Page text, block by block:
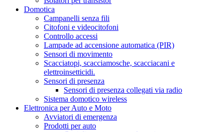
Domotica
Campanelli senza fili
Citofoni e videocitofoni
Controllo accessi
Lampade ad accensione automatica (PIR)
Sensori di movimento
Scacciatopi, scacciamosche, scacciacani e
elettroinsetticidi.
Sensori di presenza
Sensori di presenza collegati via radio
Sistema domotico wireless
Elettronica per Auto e Moto
Avviatori di emergenza
Prodotti per auto